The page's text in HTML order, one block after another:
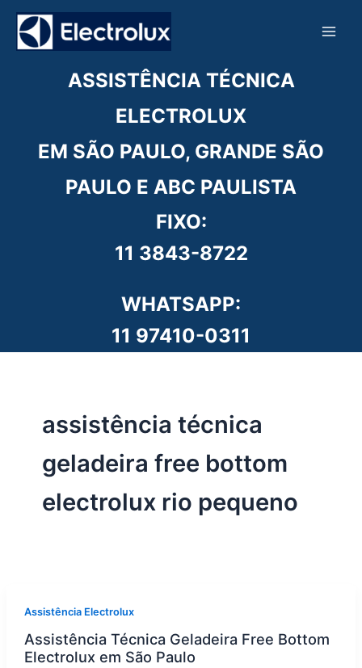
para
ASSISTÊNCIA TÉCNICA
ELECTROLUX
EM SÃO PAULO, GRANDE SÃO
PAULO E ABC PAULISTA
FIXO:
11 3843-8722
WHATSAPP:
11 97410-0311
assistência técnica
geladeira free bottom
electrolux rio pequeno
Assistência Electrolux
Assistência Técnica Geladeira Free Bottom
Electrolux em São Paulo